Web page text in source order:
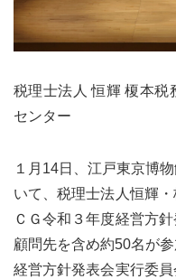
税理士法人 恒輝 榎本税
センター
１月14日、江戸東京博
いて、税理士法人恒輝
ＣＧ令和３年度経営方
顧問先を含め約50名が参
経営方針発表会実行委